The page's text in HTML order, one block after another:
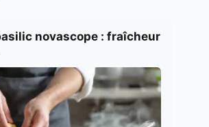
novascope : fraîcheur